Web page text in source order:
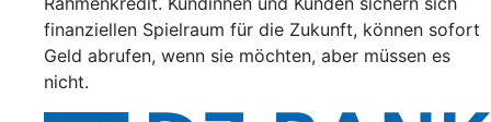
finanziellen Spielraum für die Zukunft, können sofort
Geld abrufen, wenn sie möchten, aber müssen es
nicht.